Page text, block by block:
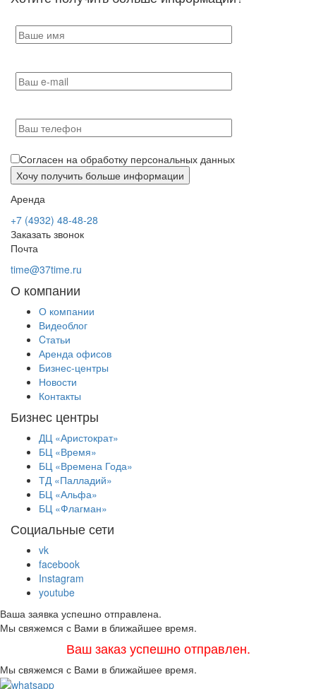
Согласен на обработку персональных данных
Аренда
+7 (4932) 48-48-28
Заказать звонок
Почта
time@37time.ru
О компании
О компании
Видеоблог
Cтатьи
Аренда офисов
Бизнес-центры
Новости
Контакты
Бизнес центры
ДЦ «Аристократ»
БЦ «Время»
БЦ «Времена Года»
ТД «Палладий»
БЦ «Альфа»
БЦ «Флагман»
Социальные сети
vk
facebook
Instagram
youtube
Ваша заявка успешно отправлена.
Мы свяжемся с Вами в ближайшее время.
Ваш заказ успешно отправлен.
Мы свяжемся с Вами в ближайшее время.